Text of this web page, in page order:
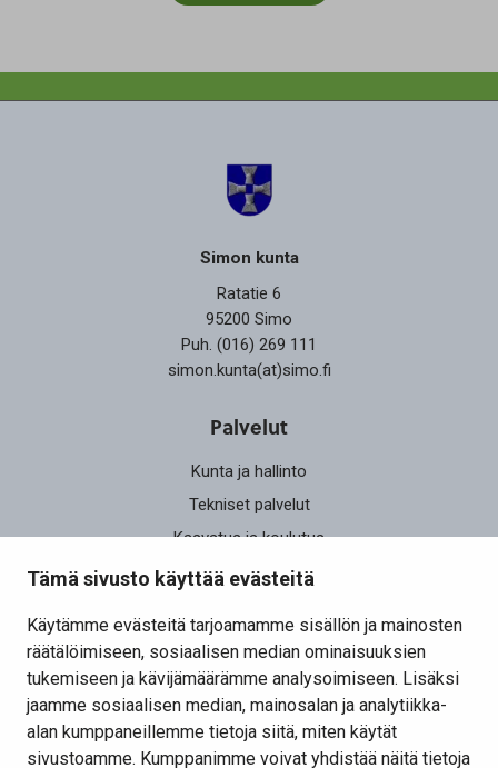
Tämä sivusto käyttää evästeitä
Käytämme evästeitä tarjoamamme sisällön ja mainosten
räätälöimiseen, sosiaalisen median ominaisuuksien
tukemiseen ja kävijämäärämme analysoimiseen. Lisäksi
jaamme sosiaalisen median, mainosalan ja analytiikka-
alan kumppaneillemme tietoja siitä, miten käytät
sivustoamme. Kumppanimme voivat yhdistää näitä tietoja
Simon kunta
Ratatie 6
95200 Simo
Puh. (016) 269 111
simon.kunta(at)simo.fi
Palvelut
Kunta ja hallinto
Tekniset palvelut
Kasvatus ja koulutus
Elinvoima
Osallistu ja vaikuta
Yhteystiedot
Kansalaisaloite
Lomakkeet